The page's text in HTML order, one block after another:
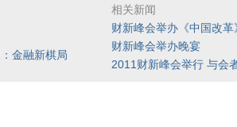
金融新棋局
相关新闻
财新峰会举办《中国改革
财新峰会举办晚宴
2011财新峰会举行 与会